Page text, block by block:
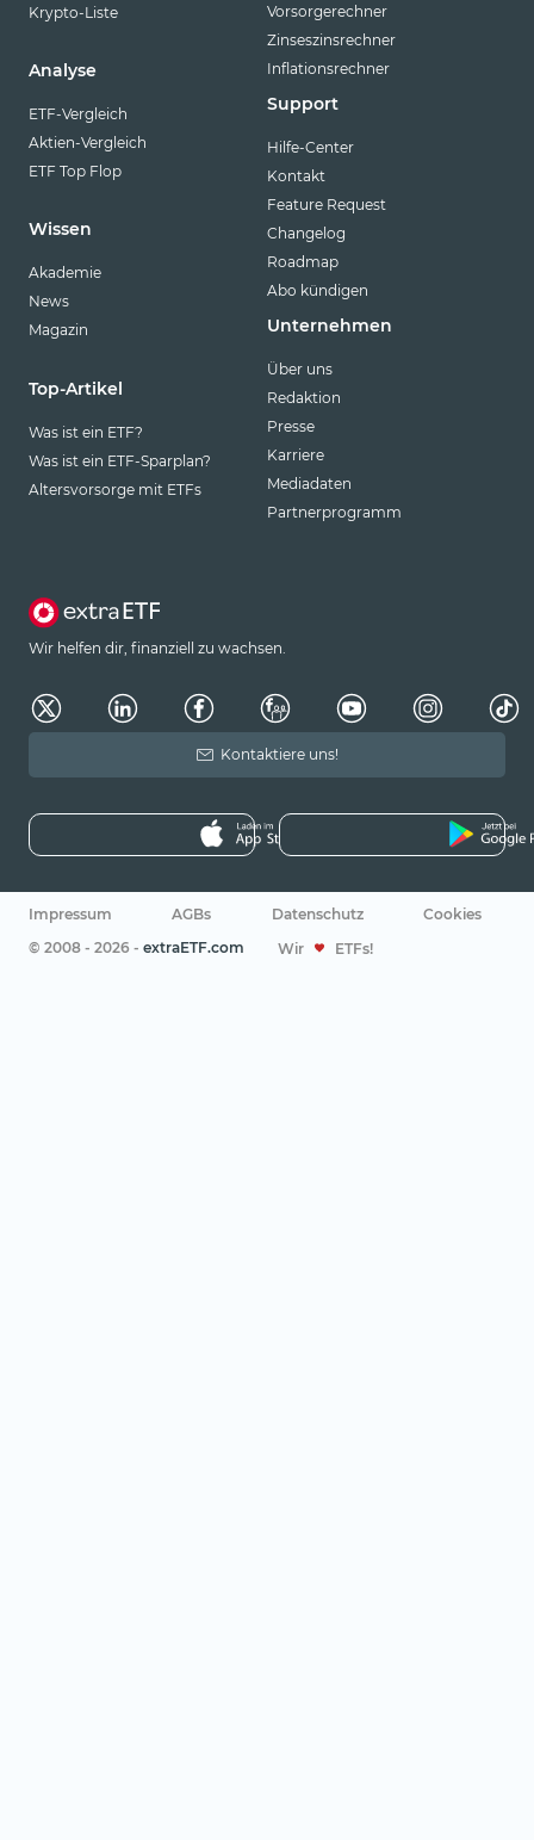
Krypto-Liste
Analyse
ETF-Vergleich
Aktien-Vergleich
ETF Top Flop
Wissen
Akademie
News
Magazin
Top-Artikel
Was ist ein ETF?
Was ist ein ETF-Sparplan?
Altersvorsorge mit ETFs
Vorsorgerechner
Zinseszinsrechner
Inflationsrechner
Support
Hilfe-Center
Kontakt
Feature Request
Changelog
Roadmap
Abo kündigen
Unternehmen
Über uns
Redaktion
Presse
Karriere
Mediadaten
Partnerprogramm
Wir helfen dir, finanziell zu wachsen.
Kontaktiere uns!
Impressum AGBs Datenschutz
Cookies
© 2008 - 2026 - extraETF.com Wir ETFs!